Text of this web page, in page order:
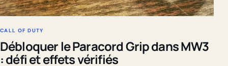
CALL OF DUTY
Débloquer le Paracord Grip dans MW3
: défi et effets vérifiés